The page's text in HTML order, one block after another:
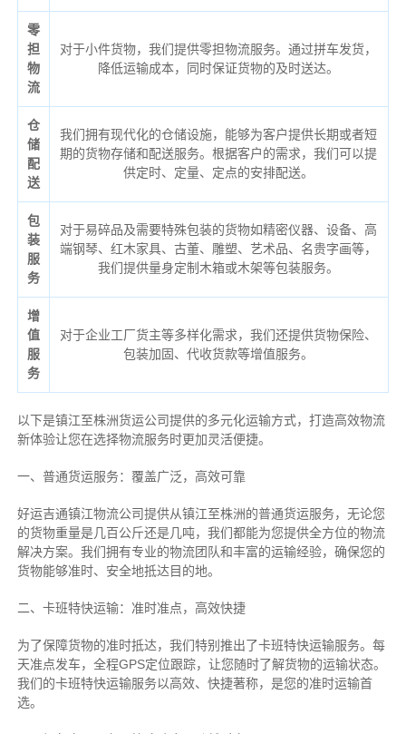
零
担
物
流
对于小件货物，我们提供零担物流服务。通过拼车发货，
降低运输成本，同时保证货物的及时送达。
仓
储
配
送
我们拥有现代化的仓储设施，能够为客户提供长期或者短
期的货物存储和配送服务。根据客户的需求，我们可以提
供定时、定量、定点的安排配送。
包
装
服
务
对于易碎品及需要特殊包装的货物如精密仪器、设备、高
端钢琴、红木家具、古董、雕塑、艺术品、名贵字画等，
我们提供量身定制木箱或木架等包装服务。
增
值
服
务
对于企业工厂货主等多样化需求，我们还提供货物保险、
包装加固、代收货款等增值服务。
以下是镇江至株洲货运公司提供的多元化运输方式，打造高效物流
新体验让您在选择物流服务时更加灵活便捷。
一、普通货运服务：覆盖广泛，高效可靠
好运吉通镇江物流公司提供从镇江至株洲的普通货运服务，无论您
的货物重量是几百公斤还是几吨，我们都能为您提供全方位的物流
解决方案。我们拥有专业的物流团队和丰富的运输经验，确保您的
货物能够准时、安全地抵达目的地。
二、卡班特快运输：准时准点，高效快捷
为了保障货物的准时抵达，我们特别推出了卡班特快运输服务。每
天准点发车，全程GPS定位跟踪，让您随时了解货物的运输状态。
我们的卡班特快运输服务以高效、快捷著称，是您的准时运输首
选。